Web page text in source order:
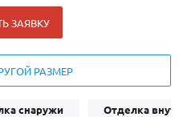
ЗАЯВКУ
РАЗМЕР
снаружи Отделка